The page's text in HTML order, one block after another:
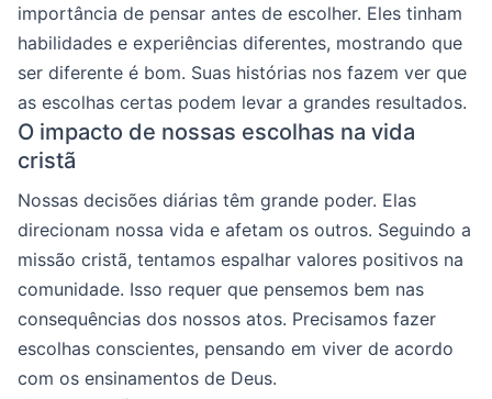
importância de pensar antes de escolher. Eles tinham
habilidades e experiências diferentes, mostrando que
ser diferente é bom. Suas histórias nos fazem ver que
as escolhas certas podem levar a grandes resultados.
O impacto de nossas escolhas na vida
cristã
Nossas decisões diárias têm grande poder. Elas
direcionam nossa vida e afetam os outros. Seguindo a
missão cristã, tentamos espalhar valores positivos na
comunidade. Isso requer que pensemos bem nas
consequências dos nossos atos. Precisamos fazer
escolhas conscientes, pensando em viver de acordo
com os ensinamentos de Deus.